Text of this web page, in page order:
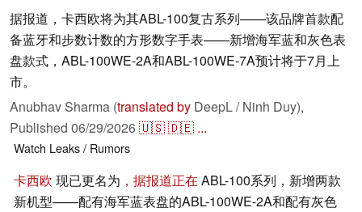
据报道，卡西欧将为其ABL-100复古系列——该品牌首款配
备蓝牙和步数计数的方形数字手表——新增海军蓝和灰色表
盘款式，ABL-100WE-2A和ABL-100WE-7A预计将于7月上
市。
Anubhav Sharma (translated by DeepL / Ninh Duy),
Published 06/29/2026🇺🇸🇩🇪 ...
Watch Leaks / Rumors
卡西欧 现已更名为 ，据报道正在 ABL-100系列，新增两款
新机型——配有海军蓝表盘的ABL-100WE-2A和配有灰色